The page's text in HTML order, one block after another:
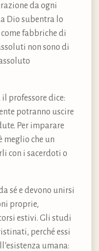
da ogni
Dio subentra lo
come fabbriche di
non sono di
il professore dice:
potranno uscire
Per imparare
meglio che un
con i sacerdoti o
sé e devono unirsi
proprie,
estivi. Gli studi
perché essi
umana: